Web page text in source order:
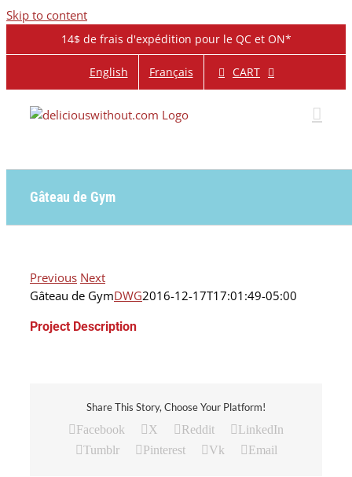
Skip to content
14$ de frais d'expédition pour le QC et ON*
English Français CART
Gâteau de Gym
Previous Next
Gâteau de GymDWG2016-12-17T17:01:49-05:00
Project Description
Share This Story, Choose Your Platform!
Facebook X Reddit
LinkedIn
Tumblr
Pinterest Vk Email